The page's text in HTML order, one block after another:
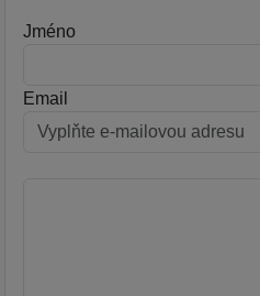
Jméno
Email